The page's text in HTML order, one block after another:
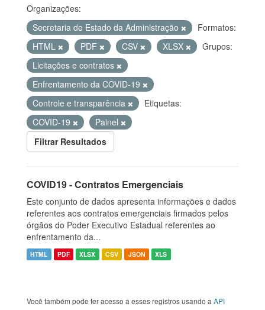
Organizações:
Secretaria de Estado da Administração
Formatos:
HTML
PDF CSV XLSX
Grupos:
Licitações e contratos
Enfrentamento da COVID-19
Controle e transparência
Etiquetas:
COVID-19
Painel
Filtrar Resultados
COVID19 - Contratos Emergenciais
Este conjunto de dados apresenta informações e dados
referentes aos contratos emergenciais firmados pelos
órgãos do Poder Executivo Estadual referentes ao
enfrentamento da...
HTML PDF XLSX CSV JSON XLS
Você também pode ter acesso a esses registros usando a API